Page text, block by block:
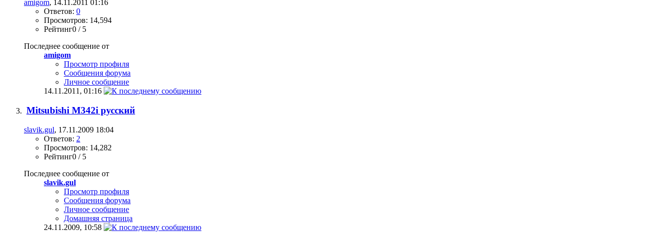
amigom, 14.11.2011 01:16
Ответов: 0
Просмотров: 14,594
Рейтинг0 / 5
Последнее сообщение от
amigom
Просмотр профиля
Сообщения форума
Личное сообщение
14.11.2011, 01:16
Mitsubishi M342i русский
slavik.gul, 17.11.2009 18:04
Ответов: 2
Просмотров: 14,282
Рейтинг0 / 5
Последнее сообщение от
slavik.gul
Просмотр профиля
Сообщения форума
Личное сообщение
Домашняя страница
24.11.2009, 10:58